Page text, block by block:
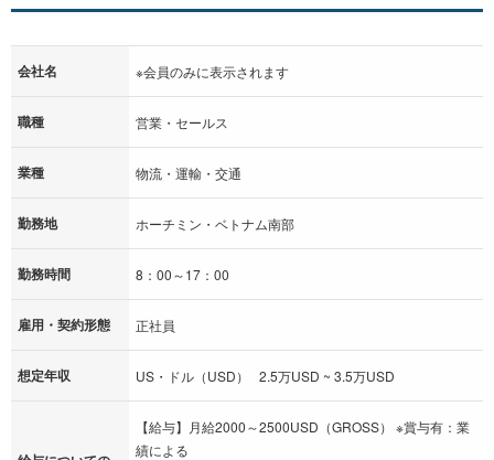
会社名 ※会員のみに表示されます
職種 営業・セールス
業種 物流・運輸・交通
勤務地 ホーチミン・ベトナム南部
勤務時間 8：00～17：00
雇用・契約形態 正社員
想定年収 US・ドル（USD） 2.5万USD ~ 3.5万USD
【給与】月給2000～2500USD（GROSS） ※賞与有：業
績による